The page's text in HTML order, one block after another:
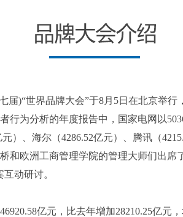
届)“世界品牌大会”于8月5日在北京举
行为分析的年度报告中，国家电网以
）、海尔（4286.52亿元）、腾讯（
和欧洲工商管理学院的管理大师们出席
动研讨。
亿元，比去年增加28210.25亿元